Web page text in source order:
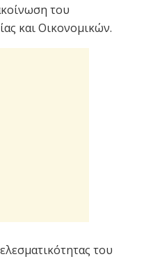
του
και Οικονομικών.
του